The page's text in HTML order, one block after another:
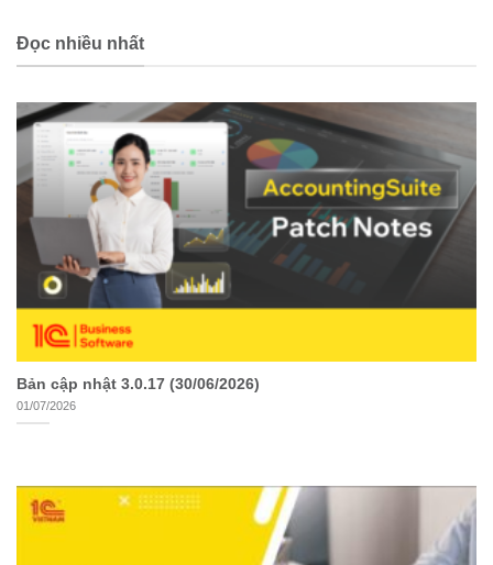
Đọc nhiều nhất
Bản cập nhật 3.0.17 (30/06/2026)
01/07/2026